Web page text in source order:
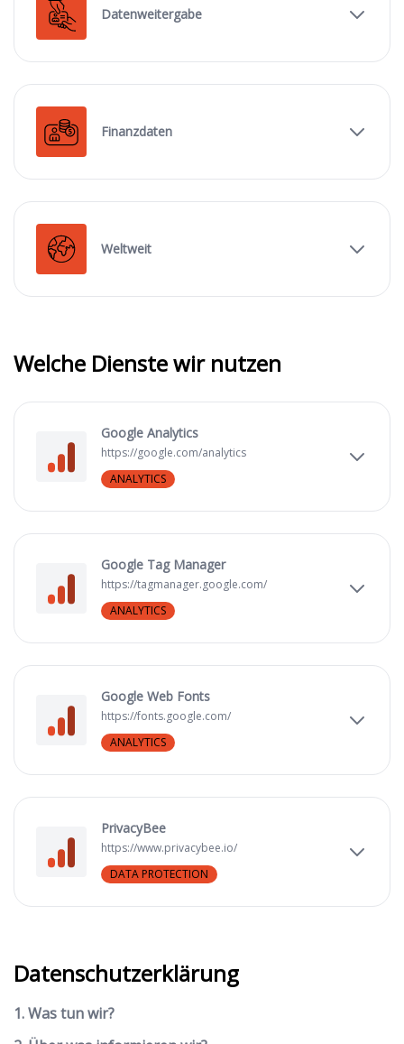
Datenweitergabe
Finanzdaten
Weltweit
Welche Dienste wir nutzen
Google Analytics
https://google.com/analytics
ANALYTICS
Google Tag Manager
https://tagmanager.google.com/
ANALYTICS
Google Web Fonts
https://fonts.google.com/
ANALYTICS
PrivacyBee
https://www.privacybee.io/
DATA PROTECTION
Datenschutzerklärung
1. Was tun wir?